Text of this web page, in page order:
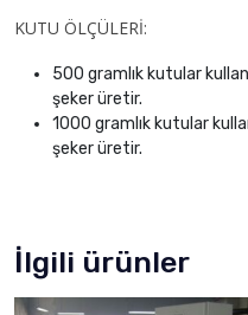
KUTU ÖLÇÜLERİ:
500 gramlık kutular
şeker üretir.
1000 gramlık kutular
şeker üretir.
İlgili ürünler